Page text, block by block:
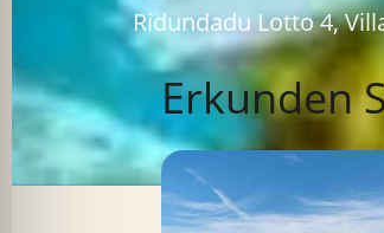
Ridundadu Lotto 4,
Erkunden